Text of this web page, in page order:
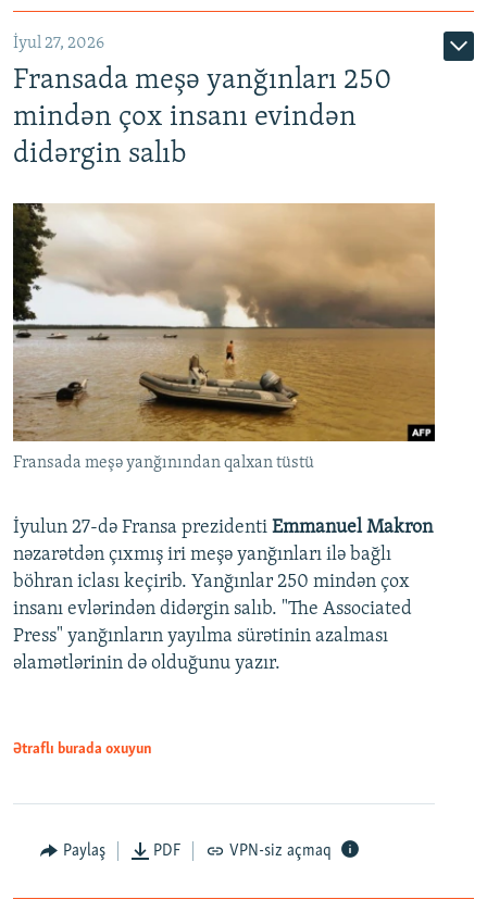
İyul 27, 2026
Fransada meşə yanğınları 250
mindən çox insanı evindən
didərgin salıb
Fransada meşə yanğınından qalxan tüstü
İyulun 27-də Fransa prezidenti Emmanuel Makron
nəzarətdən çıxmış iri meşə yanğınları ilə bağlı
böhran iclası keçirib. Yanğınlar 250 mindən çox
insanı evlərindən didərgin salıb. "The Associated
Press" yanğınların yayılma sürətinin azalması
əlamətlərinin də olduğunu yazır.
Ətraflı burada oxuyun
Paylaş PDF VPN-siz açmaq